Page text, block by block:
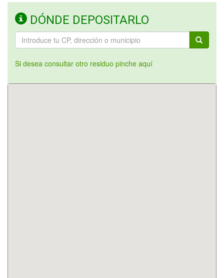
DÓNDE DEPOSITARLO
Si desea consultar otro residuo pinche aquí